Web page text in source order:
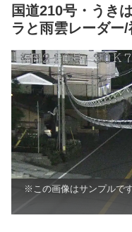
国道210号・うき
ラと雨雲レーダー
※この画像はサンプルで